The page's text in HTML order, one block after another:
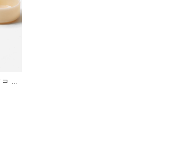
テ
ボ
Mi